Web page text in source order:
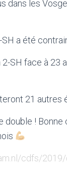
dans les
a été
SH face à 23
21 autres
! Bonne
cdfs/